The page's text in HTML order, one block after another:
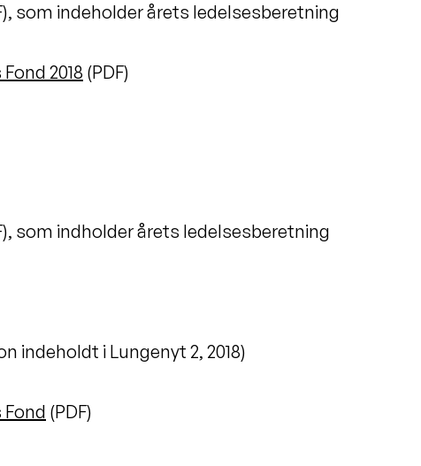
som indeholder årets ledelsesberetning
2018 (PDF)
som indholder årets ledelsesberetning
indeholdt i Lungenyt 2, 2018)
(PDF)